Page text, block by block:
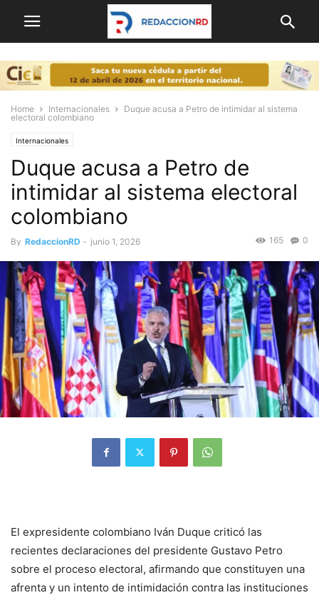
Home Internacionales
Duque acusa a Petro de intimidar al sistema
electoral colombiano
Internacionales
Duque acusa a Petro de
intimidar al sistema electoral
colombiano
By RedaccionRD - junio 1, 2026 0
165
El expresidente colombiano Iván Duque criticó las
recientes declaraciones del presidente Gustavo Petro
sobre el proceso electoral, afirmando que constituyen una
afrenta y un intento de intimidación contra las instituciones